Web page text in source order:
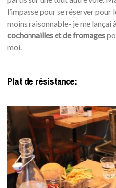
l’impasse pour se réserver pour
moins raisonnable- je me lançai
cochonnailles et de fromages
moi.
Plat de résistance: